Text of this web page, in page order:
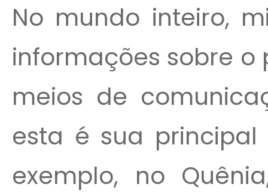
No mundo inteiro,
informações sobre
meios de
esta é sua
exemplo, no